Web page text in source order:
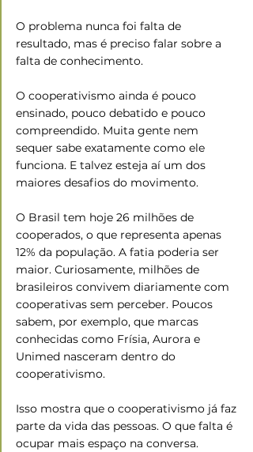
O problema nunca foi falta de
resultado, mas é preciso falar sobre a
falta de conhecimento.
O cooperativismo ainda é pouco
ensinado, pouco debatido e pouco
compreendido. Muita gente nem
sequer sabe exatamente como ele
funciona. E talvez esteja aí um dos
maiores desafios do movimento.
O Brasil tem hoje 26 milhões de
cooperados, o que representa apenas
12% da população. A fatia poderia ser
maior. Curiosamente, milhões de
brasileiros convivem diariamente com
cooperativas sem perceber. Poucos
sabem, por exemplo, que marcas
conhecidas como Frísia, Aurora e
Unimed nasceram dentro do
cooperativismo.
Isso mostra que o cooperativismo já faz
parte da vida das pessoas. O que falta é
ocupar mais espaço na conversa.